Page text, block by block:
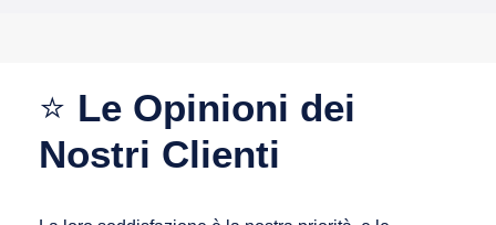
⭐ Le Opinioni dei
Nostri Clienti